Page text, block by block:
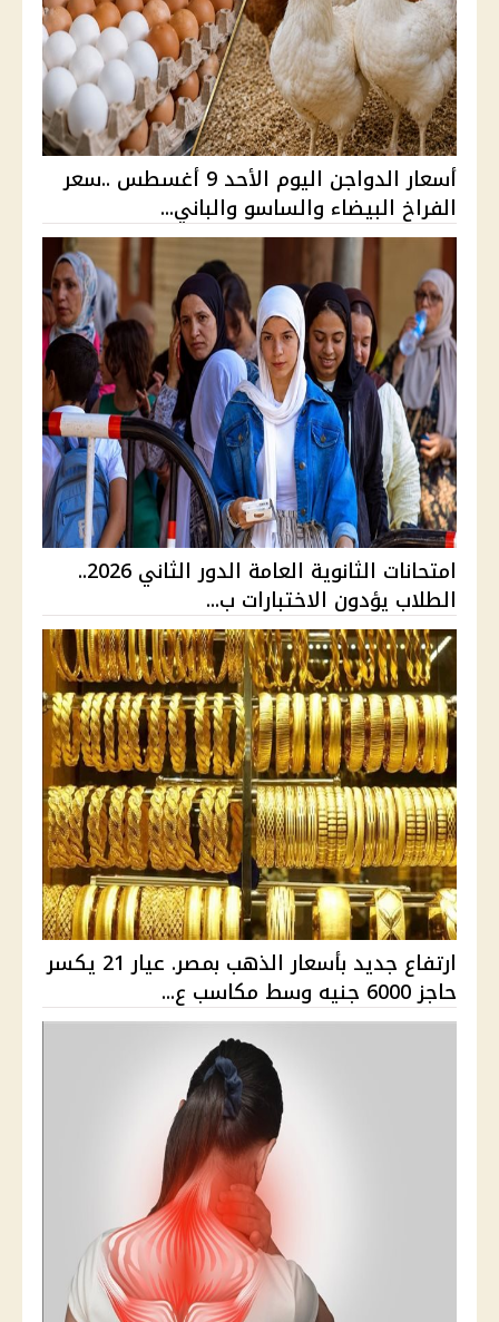
أسعار الدواجن اليوم الأحد 9 أغسطس ..سعر
الفراخ البيضاء والساسو والباني...
امتحانات الثانوية العامة الدور الثاني 2026..
الطلاب يؤدون الاختبارات ب...
ارتفاع جديد بأسعار الذهب بمصر. عيار 21 يكسر
حاجز 6000 جنيه وسط مكاسب ع...